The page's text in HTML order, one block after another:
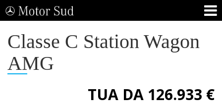
Classe C Station Wagon
AMG
TUA DA 126.933 €